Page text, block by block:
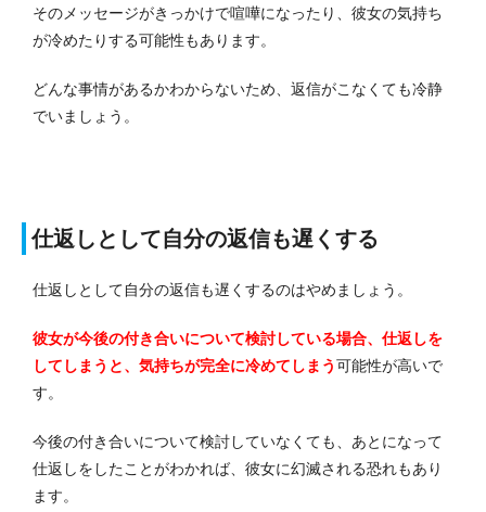
そのメッセージがきっかけで喧嘩になったり、彼女の気持ち
が冷めたりする可能性もあります。
どんな事情があるかわからないため、返信がこなくても冷静
でいましょう。
仕返しとして自分の返信も遅くする
仕返しとして自分の返信も遅くするのはやめましょう。
彼女が今後の付き合いについて検討している場合、仕返しを
してしまうと、気持ちが完全に冷めてしまう可能性が高いで
す。
今後の付き合いについて検討していなくても、あとになって
仕返しをしたことがわかれば、彼女に幻滅される恐れもあり
ます。